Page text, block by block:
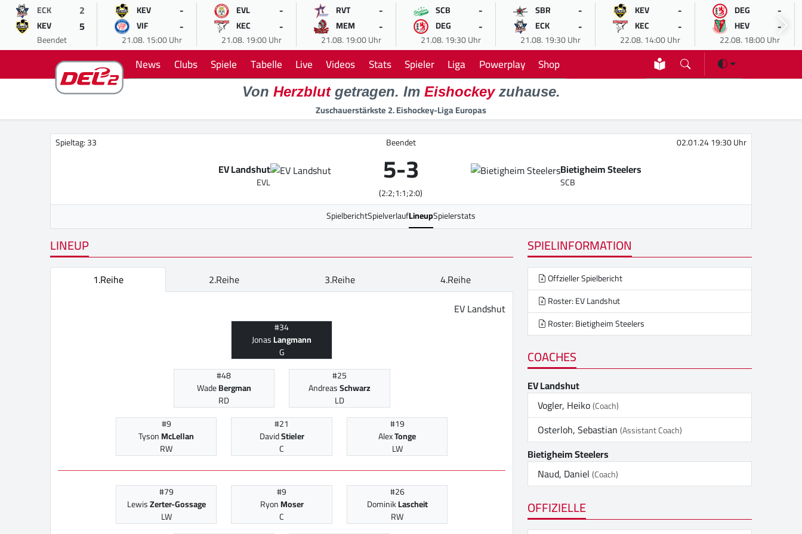
ECK 2
KEV 5
Beendet
KEV -
VIF -
21.08. 15:00 Uhr
EVL -
KEC -
21.08. 19:00 Uhr
RVT -
MEM -
21.08. 19:00 Uhr
SCB -
DEG -
21.08. 19:30 Uhr
SBR -
ECK -
21.08. 19:30 Uhr
KEV -
KEC -
22.08. 14:00 Uhr
DEG -
HEV -
22.08. 18:00 Uhr
News Clubs Spiele Tabelle Live Videos Stats Spieler Liga Powerplay Shop
Von Herzblutgetragen. Im Eishockeyzuhause.
Zuschauerstärkste 2. Eishockey-Liga Europas
Spieltag: 33 Beendet 02.01.24 19:30 Uhr
EV Landshut
EVL 5-3
(2:2;1:1;2:0)
Bietigheim Steelers
SCB
SpielberichtSpielverlaufLineupSpielerstats
LINEUP
1.Reihe 2.Reihe 3.Reihe
4.Reihe
EV Landshut
#34
JonasLangmann
G
#48
WadeBergman
RD
#25
AndreasSchwarz
LD
#9
TysonMcLellan
RW
#21
DavidStieler
C
#19
AlexTonge
LW
#79
LewisZerter-Gossage
LW
#9
RyonMoser
C
#26
DominikLascheit
RW
SPIELINFORMATION
Offzieller Spielbericht
Roster: EV Landshut
Roster: Bietigheim Steelers
COACHES
EV Landshut
Vogler, Heiko(Coach)
Osterloh, Sebastian(Assistant Coach)
Bietigheim Steelers
Naud, Daniel(Coach)
OFFIZIELLE